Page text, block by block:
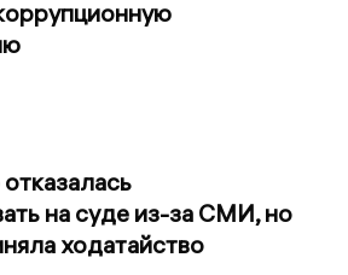
на суде из-за СМИ, но
ходатайство